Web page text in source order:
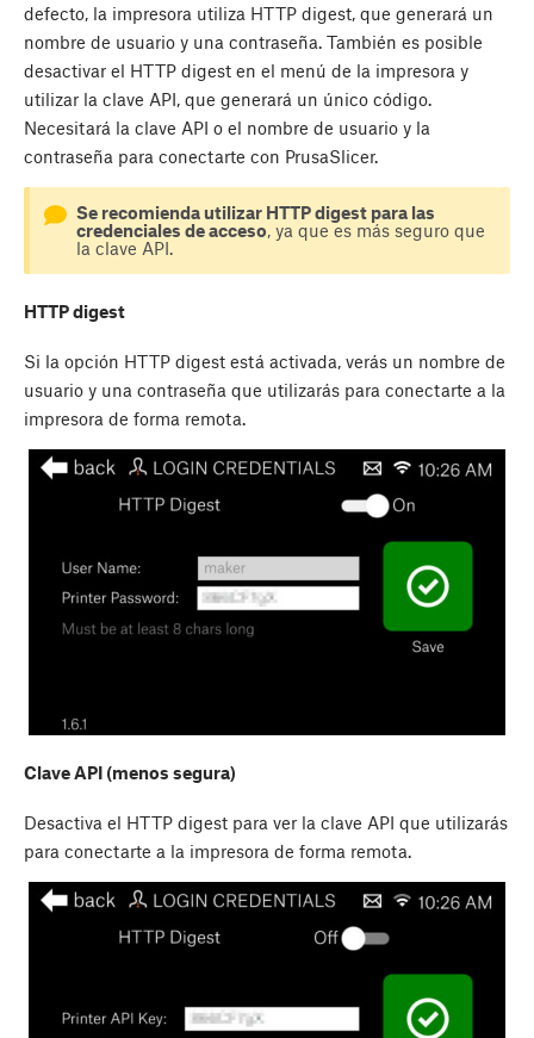
defecto, la impresora utiliza HTTP digest, que generará un
nombre de usuario y una contraseña. También es posible
desactivar el HTTP digest en el menú de la impresora y
utilizar la clave API, que generará un único código.
Necesitará la clave API o el nombre de usuario y la
contraseña para conectarte con PrusaSlicer.
Se recomienda utilizar HTTP digest para las
credenciales de acceso, ya que es más seguro que
la clave API.
HTTP digest
Si la opción HTTP digest está activada, verás un nombre de
usuario y una contraseña que utilizarás para conectarte a la
impresora de forma remota.
Clave API (menos segura)
Desactiva el HTTP digest para ver la clave API que utilizarás
para conectarte a la impresora de forma remota.